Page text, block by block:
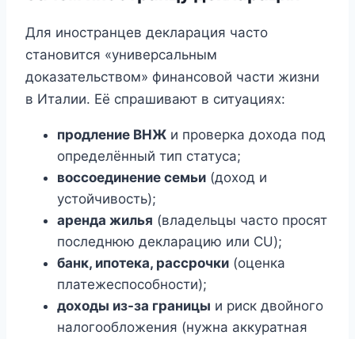
Для иностранцев декларация часто
становится «универсальным
доказательством» финансовой части жизни
в Италии. Её спрашивают в ситуациях:
продление ВНЖ и проверка дохода под
определённый тип статуса;
воссоединение семьи (доход и
устойчивость);
аренда жилья (владельцы часто просят
последнюю декларацию или CU);
банк, ипотека, рассрочки (оценка
платежеспособности);
доходы из-за границы и риск двойного
налогообложения (нужна аккуратная